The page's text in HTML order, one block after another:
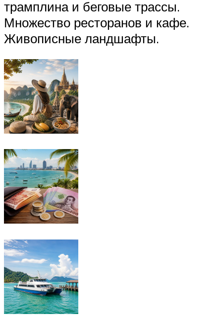
трамплина и беговые трассы.
Множество ресторанов и кафе.
Живописные ландшафты.